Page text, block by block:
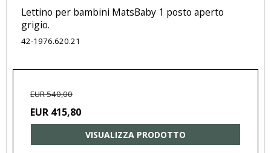
Lettino per bambini MatsBaby 1 posto aperto
grigio.
42-1976.620.21
EUR 540,00
EUR 415,80
VISUALIZZA PRODOTTO